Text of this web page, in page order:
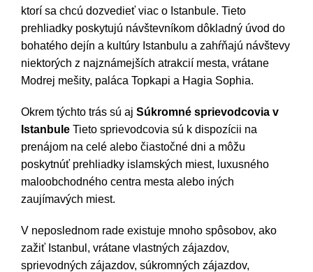
ktorí sa chcú dozvedieť viac o Istanbule. Tieto
prehliadky poskytujú návštevníkom dôkladný úvod do
bohatého dejín a kultúry Istanbulu a zahŕňajú návštevy
niektorých z najznámejších atrakcií mesta, vrátane
Modrej mešity, paláca Topkapi a Hagia Sophia.
Okrem týchto trás sú aj Súkromné sprievodcovia v
Istanbule Tieto sprievodcovia sú k dispozícii na
prenájom na celé alebo čiastočné dni a môžu
poskytnúť prehliadky islamských miest, luxusného
maloobchodného centra mesta alebo iných
zaujímavých miest.
V neposlednom rade existuje mnoho spôsobov, ako
zažiť Istanbul, vrátane vlastných zájazdov,
sprievodných zájazdov, súkromných zájazdov,